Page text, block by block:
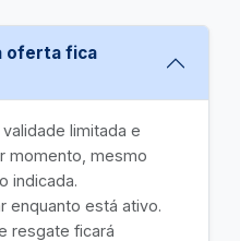
oferta fica
limitada e
momento, mesmo
indicada.
enquanto está ativo.
resgate ficará